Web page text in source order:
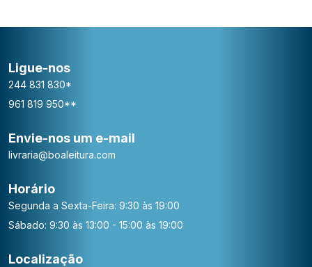
Ligue-nos
244 831 830*
961 819 950**
Envie-nos um e-mail
livraria@boaleitura.com
Horário
Segunda a Sexta-Feira: 9:30 às 19:00
Sábado: 9:30 às 13:00 - 15:00 às 19:00
Localização